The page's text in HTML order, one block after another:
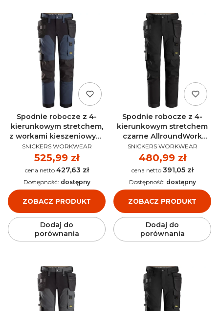
Spodnie robocze z 4-
kierunkowym stretchem,
z workami kieszeniowymi
granatowo-czarne
AllroundWork SNICKERS
6275
PRODUCENT
SNICKERS WORKWEAR
Cena
525,99 zł
Cena 427,63 zł
ZOBACZ PRODUKT
Dostępność: dostępny
Dodaj do
porównania
Spodnie robocze z 4-
kierunkowym stretchem
czarne AllroundWork
SNICKERS 6375
PRODUCENT
SNICKERS WORKWEAR
Cena
480,99 zł
Cena 391,05 zł
ZOBACZ PRODUKT
Dostępność: dostępny
Dodaj do
porównania